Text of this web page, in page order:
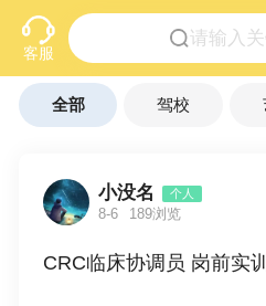
客服
全部 驾校
小没名 个人
8-6 189浏览
CRC临床协调员 岗前实